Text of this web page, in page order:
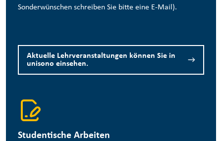
Sonderwünschen schreiben Sie bitte eine E-Mail).
Aktuelle Lehrveranstaltungen können Sie in
unisono einsehen.
Studentische Arbeiten